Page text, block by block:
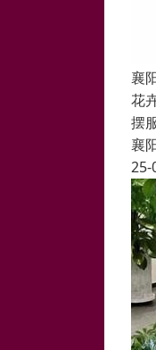
襄
花
摆
襄
25-